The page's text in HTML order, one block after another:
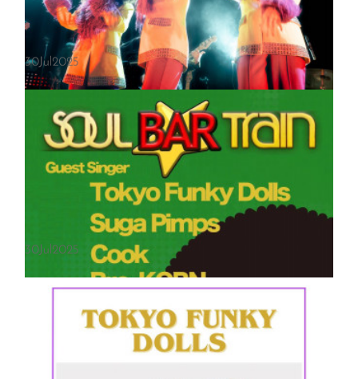
2025/12/20(土)姫路hoptheatre 「VINYL'KEEPERS presents独盤廻
3rd 2025 end-year party」Open 19:00 Close 25:00 3500円(1 Drink付
き)(当日アフロの方500円OFF)出演: Toky...
2025/11/28(金)錦糸町 Live Houseヒューズボックス
「Tokyo Funky Dolls SHOW with DJ HARUKI」Open 18:30~22:45 (3ス
テージ)1st. 19:30-20:05 / 2nd. 20:40-21:15 / 3rd. 21:50-22:25男性3850
円 /女性3300円（Exチャージ...
2025/11/23(日) 原宿ラドンナ
30Jul 2025
30Jul 2025